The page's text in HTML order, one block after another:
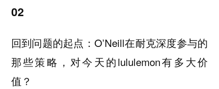
02
回到问题的起点：O’Neill在耐克深度参与的
那些策略，对今天的lululemon有多大价
值？